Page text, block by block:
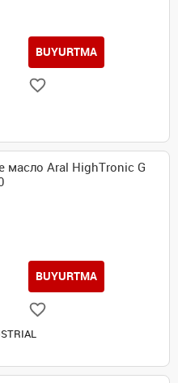
BUYURTMA
масло Aral HighTronic G
BUYURTMA